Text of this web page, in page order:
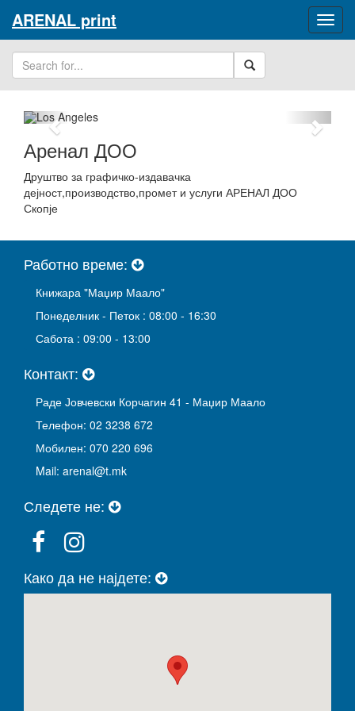
ARENAL print
Previous Next
Аренал ДОО
Друштво за графичко-издавачка
дејност,производство,промет и услуги АРЕНАЛ ДОО
Скопје
Работно време:
Книжара "Маџир Маало"
Понеделник - Петок : 08:00 - 16:30
Сабота : 09:00 - 13:00
Контакт:
Раде Јовчевски Корчагин 41 - Маџир Маало
Телефон: 02 3238 672
Мобилен: 070 220 696
Mail: arenal@t.mk
Следете не:
Како да не најдете: